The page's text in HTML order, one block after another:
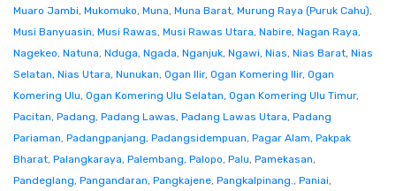
Muaro Jambi, Mukomuko, Muna, Muna Barat, Murung Raya (Puruk Cahu),
Musi Banyuasin, Musi Rawas, Musi Rawas Utara, Nabire, Nagan Raya,
Nagekeo, Natuna, Nduga, Ngada, Nganjuk, Ngawi, Nias, Nias Barat, Nias
Selatan, Nias Utara, Nunukan, Ogan Ilir, Ogan Komering Ilir, Ogan
Komering Ulu, Ogan Komering Ulu Selatan, Ogan Komering Ulu Timur,
Pacitan, Padang, Padang Lawas, Padang Lawas Utara, Padang
Pariaman, Padangpanjang, Padangsidempuan, Pagar Alam, Pakpak
Bharat, Palangkaraya, Palembang, Palopo, Palu, Pamekasan,
Pandeglang, Pangandaran, Pangkajene, Pangkalpinang., Paniai,